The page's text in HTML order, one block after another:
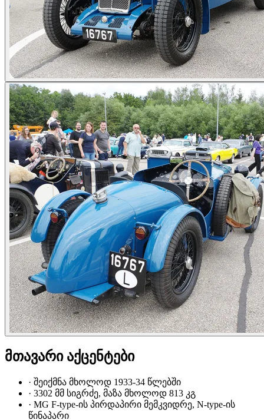
მთავარი აქცენტები
· შეიქმნა მხოლოდ 1933-34 წლებში
· 3302 მმ სიგრძე, მაზა მხოლოდ 813 კგ
· MG F-type-ის პირდაპირი მემკვიდრე, N-type-ის
წინაპარი